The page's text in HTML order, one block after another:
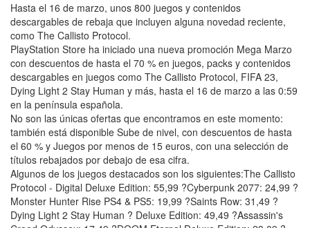
Hasta el 16 de marzo, unos 800 juegos y contenidos
descargables de rebaja que incluyen alguna novedad reciente,
como The Callisto Protocol.
PlayStation Store ha iniciado una nueva promoción Mega Marzo
con descuentos de hasta el 70 % en juegos, packs y contenidos
descargables en juegos como The Callisto Protocol, FIFA 23,
Dying Light 2 Stay Human y más, hasta el 16 de marzo a las 0:59
en la península española.
No son las únicas ofertas que encontramos en este momento:
también está disponible Sube de nivel, con descuentos de hasta
el 60 % y Juegos por menos de 15 euros, con una selección de
títulos rebajados por debajo de esa cifra.
Algunos de los juegos destacados son los siguientes:The Callisto
Protocol - Digital Deluxe Edition: 55,99 ?Cyberpunk 2077: 24,99 ?
Monster Hunter Rise PS4 & PS5: 19,99 ?Saints Row: 31,49 ?
Dying Light 2 Stay Human ? Deluxe Edition: 49,49 ?Assassin's